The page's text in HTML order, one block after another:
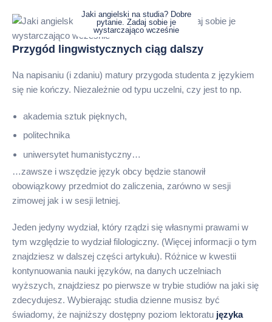
Jaki angielski na studia? Dobre
pytanie. Zadaj sobie je
wystarczająco wcześnie
Przygód lingwistycznych ciąg dalszy
Na napisaniu (i zdaniu) matury przygoda studenta z językiem
się nie kończy. Niezależnie od typu uczelni, czy jest to np.
akademia sztuk pięknych,
politechnika
uniwersytet humanistyczny…
…zawsze i wszędzie język obcy będzie stanowił
obowiązkowy przedmiot do zaliczenia, zarówno w sesji
zimowej jak i w sesji letniej.
Jeden jedyny wydział, który rządzi się własnymi prawami w
tym względzie to wydział filologiczny. (Więcej informacji o tym
znajdziesz w dalszej części artykułu). Różnice w kwestii
kontynuowania nauki języków, na danych uczelniach
wyższych, znajdziesz po pierwsze w trybie studiów na jaki się
zdecydujesz. Wybierając studia dzienne musisz być
świadomy, że najniższy dostępny poziom lektoratu języka